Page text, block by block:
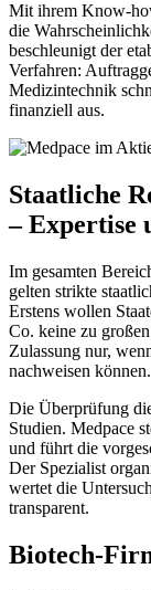
Mit ihrem Know-
die
beschleunigt der
Verfahren:
Medizintechnik
finanziell aus.
Staatliche
– Expertise
Im gesamten
gelten strikte
Erstens wollen
Co. keine zu
Zulassung nur,
nachweisen können.
Die Überprüfung
Studien. Medpace
und führt die
Der Spezialist
wertet die
transparent.
Biotech-